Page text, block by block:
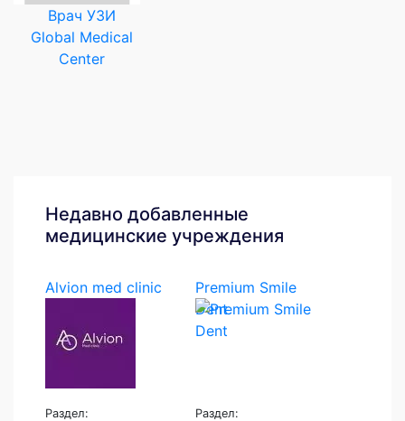
Врач УЗИ
Global Medical
Center
Недавно добавленные
медицинские учреждения
Alvion med clinic
Раздел:
Premium Smile
Dent
Раздел: